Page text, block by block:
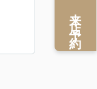
来店予約